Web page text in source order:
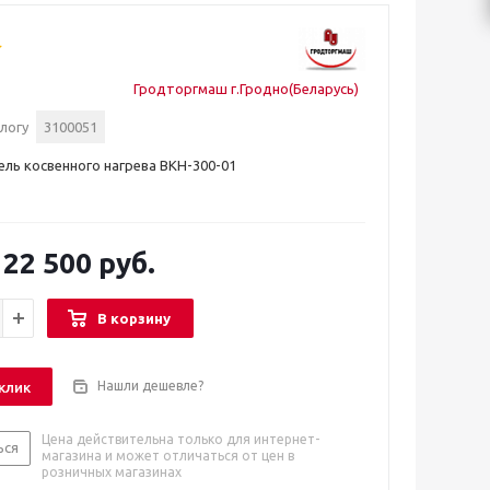
Гродторгмаш г.Гродно(Беларусь)
3100051
косвенного нагрева ВКН-300-01
500 руб.
В корзину
Нашли дешевле?
Цена действительна только для интернет-
магазина и может отличаться от цен в
розничных магазинах